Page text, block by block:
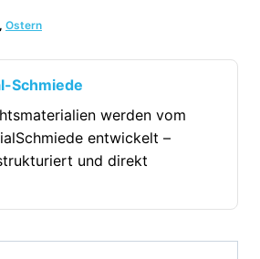
, Ostern
Schmiede
werden vom
entwickelt –
und direkt